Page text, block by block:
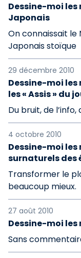
Dessine-moi les
Japonais
On connaissait le
Japonais stoïque
29 décembre 2010
Dessine-moi les
les « Assis » du
Du bruit, de l’info,
4 octobre 2010
Dessine-moi les
surnaturels des
Transformer le
beaucoup mieux.
27 août 2010
Dessine-moi les
Sans